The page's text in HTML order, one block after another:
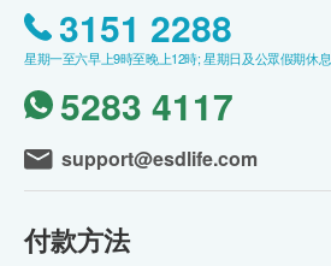
3151 2288
星期一至六早上9時至晚上12時; 星期日及公眾假期休息
5283 4117
support@esdlife.com
付款方法